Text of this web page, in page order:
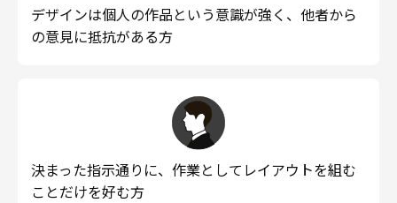
デザインは個人の作品という意識が強く、他者から
の意見に抵抗がある方
決まった指示通りに、作業としてレイアウトを組む
ことだけを好む方